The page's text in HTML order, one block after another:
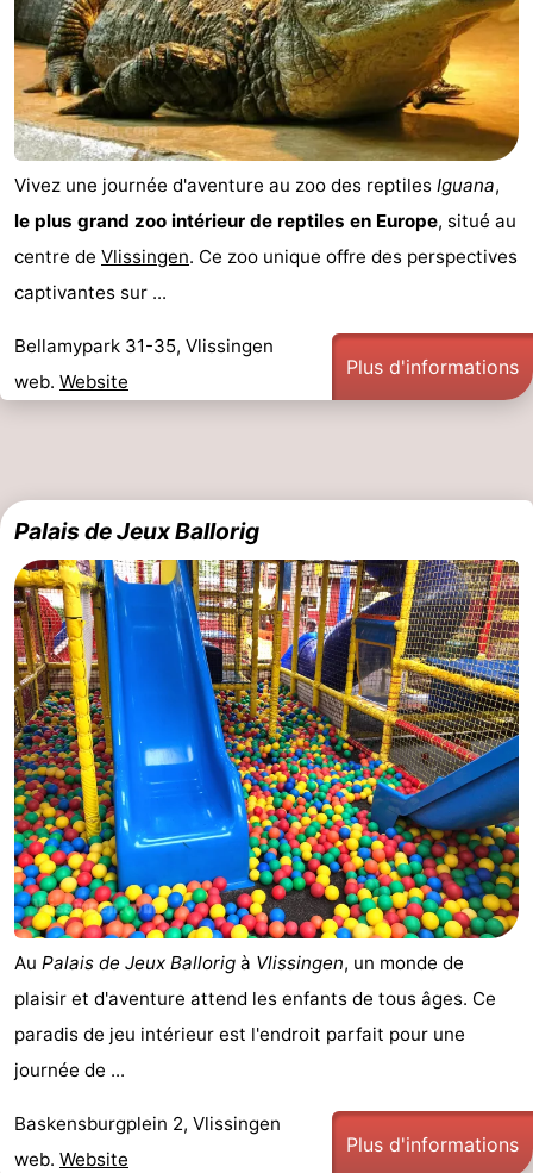
Vivez une journée d'aventure au zoo des reptiles Iguana,
le plus grand zoo intérieur de reptiles en Europe, situé au
centre de Vlissingen. Ce zoo unique offre des perspectives
captivantes sur ...
Bellamypark 31-35, Vlissingen
web. Website
Plus d'informations
Palais de Jeux Ballorig
Au Palais de Jeux Ballorig à Vlissingen, un monde de
plaisir et d'aventure attend les enfants de tous âges. Ce
paradis de jeu intérieur est l'endroit parfait pour une
journée de ...
Baskensburgplein 2, Vlissingen
web. Website
Plus d'informations